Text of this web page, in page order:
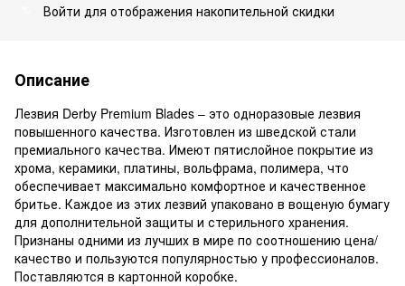
Войти для отображения накопительной скидки
Описание
Лезвия Derby Premium Blades – это одноразовые лезвия
повышенного качества. Изготовлен из шведской стали
премиального качества. Имеют пятислойное покрытие из
хрома, керамики, платины, вольфрама, полимера, что
обеспечивает максимально комфортное и качественное
бритье. Каждое из этих лезвий упаковано в вощеную бумагу
для дополнительной защиты и стерильного хранения.
Признаны одними из лучших в мире по соотношению цена/
качество и пользуются популярностью у профессионалов.
Поставляются в картонной коробке.